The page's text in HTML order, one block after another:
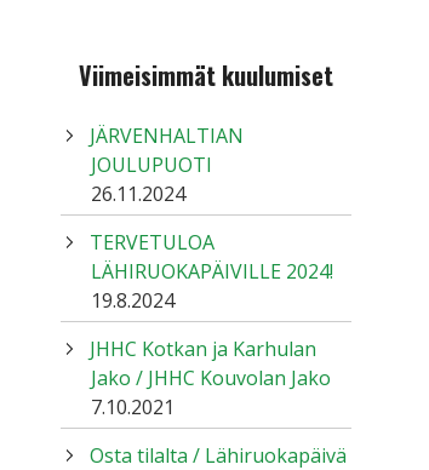
Viimeisimmät kuulumiset
JÄRVENHALTIAN
JOULUPUOTI
26.11.2024
TERVETULOA
LÄHIRUOKAPÄIVILLE 2024!
19.8.2024
JHHC Kotkan ja Karhulan
Jako / JHHC Kouvolan Jako
7.10.2021
Osta tilalta / Lähiruokapäivä